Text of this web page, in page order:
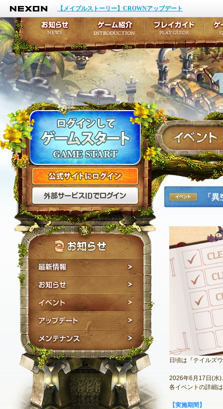
NEXON
【メイプルストーリー】CROWNアップデート
公式サイトにログイン
外部サービスIDでログ
最新情報
お知らせ
イベント
アップデート
メンテナンス
イベント
「
日頃は『テイルズ
2026年6月17日(水)
各イベントの詳細
【実施期間】
お知らせ
イベント
アップデート
メンテナンス
ゲーム紹介
キャラクター作成
テイルズ初級者講座
ここだけは知ってお